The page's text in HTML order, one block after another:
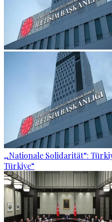
„Nationale Solidarität“:
Türkiye“